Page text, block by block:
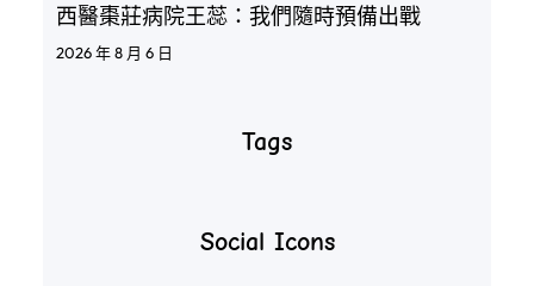
西醫棗莊病院王蕊：我們隨時預備出戰
2026 年 8 月 6 日
Tags
Social Icons